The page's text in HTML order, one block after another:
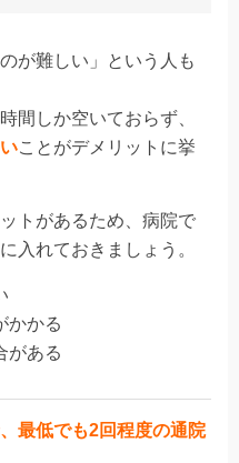
が難しい 」という人も
間しか空いておらず、
ことがデメリットに挙
トがあるため、病院で
入れておきましょう。
かかる
がある
最低でも2回程度の通院